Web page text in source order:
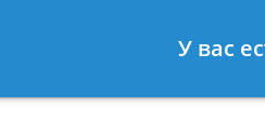
8 812 467-39-37
У вас